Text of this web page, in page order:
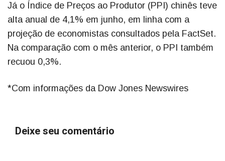
Já o Índice de Preços ao Produtor (PPI) chinês teve
alta anual de 4,1% em junho, em linha com a
projeção de economistas consultados pela FactSet.
Na comparação com o mês anterior, o PPI também
recuou 0,3%.
*Com informações da Dow Jones Newswires
Deixe seu comentário